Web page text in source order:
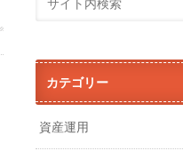
カテゴリー
資産運用